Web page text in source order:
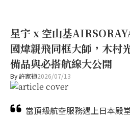
星宇 x 空山基
國煒親飛同框大師，木村
備品與必搭航線大公開
By許家禎2026/07/13
當頂級航空服務遇上日本殿